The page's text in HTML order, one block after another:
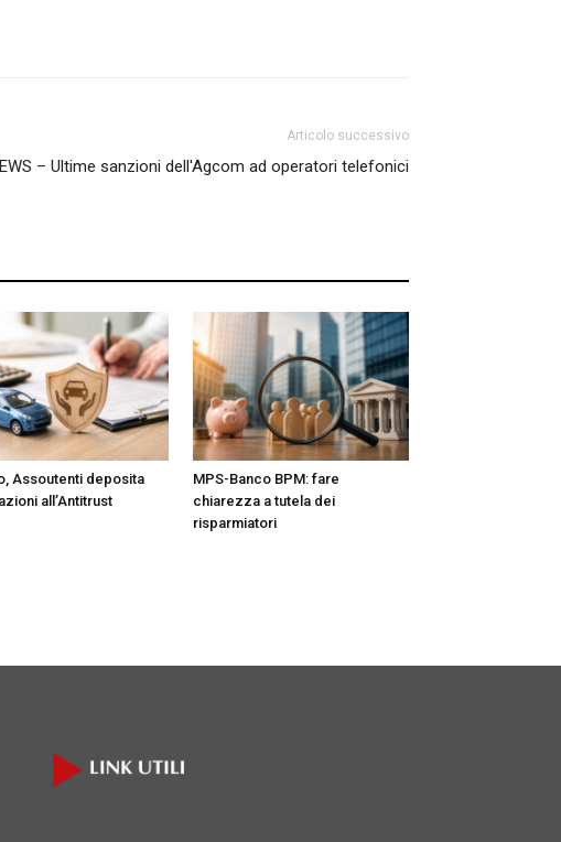
Articolo successivo
– Ultime sanzioni dell'Agcom ad operatori telefonici
Assoutenti deposita
all’Antitrust
MPS-Banco BPM: fare
chiarezza a tutela dei
risparmiatori